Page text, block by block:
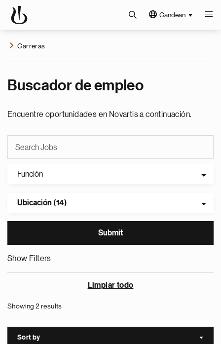
Candean
Carreras
Buscador de empleo
Encuentre oportunidades en Novartis a continuación.
Función
Ubicación (14)
Show Filters
Limpiar todo
Showing 2 results
Sort by Sort